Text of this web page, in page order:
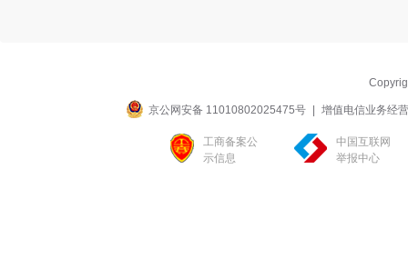
京公网安备 11010802025475号 增值电信业务经
工商备案公
示信息
中国互联网
举报中心